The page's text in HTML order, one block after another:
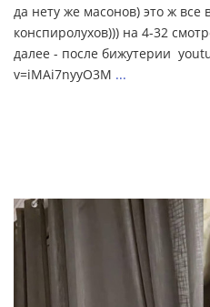
да нету же масонов) это ж
конспиролухов))) на 4-32
далее - после бижутерии
v=iMAi7nyyO3M ...